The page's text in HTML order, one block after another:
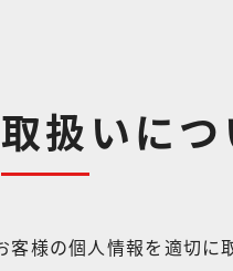
扱いにつ
様の個人情報を適切に